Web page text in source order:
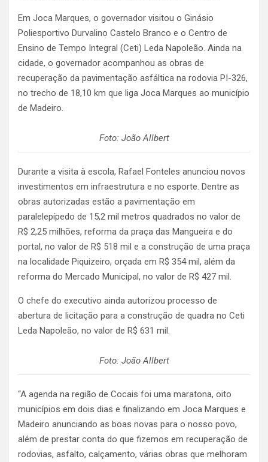
Em Joca Marques, o governador visitou o Ginásio
Poliesportivo Durvalino Castelo Branco e o Centro de
Ensino de Tempo Integral (Ceti) Leda Napoleão. Ainda na
cidade, o governador acompanhou as obras de
recuperação da pavimentação asfáltica na rodovia PI-326,
no trecho de 18,10 km que liga Joca Marques ao município
de Madeiro.
Foto: João Allbert
Durante a visita à escola, Rafael Fonteles anunciou novos
investimentos em infraestrutura e no esporte. Dentre as
obras autorizadas estão a pavimentação em
paralelepípedo de 15,2 mil metros quadrados no valor de
R$ 2,25 milhões, reforma da praça das Mangueira e do
portal, no valor de R$ 518 mil e a construção de uma praça
na localidade Piquizeiro, orçada em R$ 354 mil, além da
reforma do Mercado Municipal, no valor de R$ 427 mil.
O chefe do executivo ainda autorizou processo de
abertura de licitação para a construção de quadra no Ceti
Leda Napoleão, no valor de R$ 631 mil.
Foto: João Allbert
“A agenda na região de Cocais foi uma maratona, oito
municípios em dois dias e finalizando em Joca Marques e
Madeiro anunciando as boas novas para o nosso povo,
além de prestar conta do que fizemos em recuperação de
rodovias, asfalto, calçamento, várias obras que melhoram